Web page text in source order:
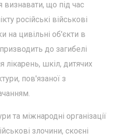
визнавати, що під час
російські військові
на цивільні об'єкти в
до загибелі
лікарень, шкіл, дитячих
пов'язаної з
та міжнародні організації
злочини, скоєні